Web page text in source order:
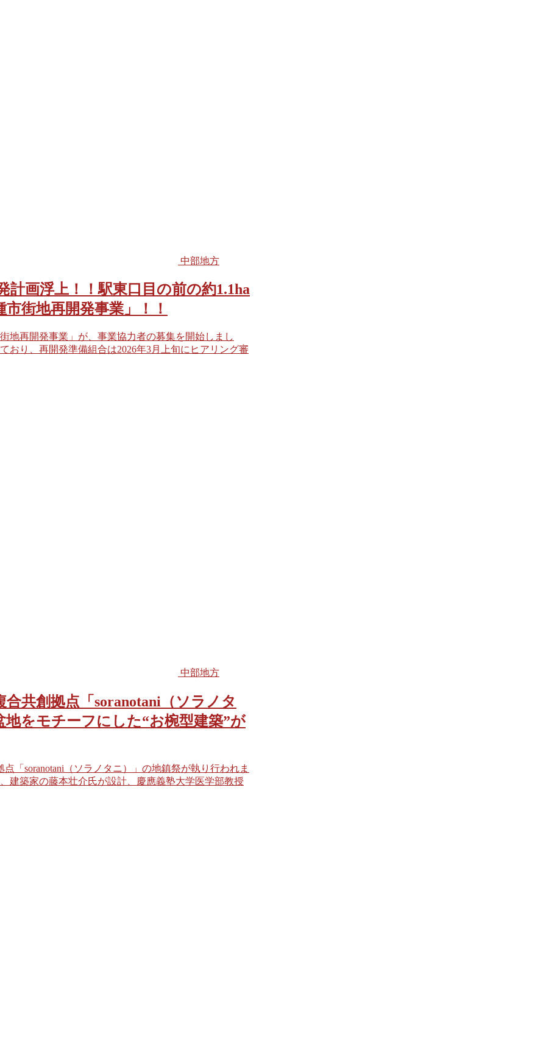
中部地方
画浮上！！駅東口目の前の約1.1ha
街地再開発事業」！！
地再開発事業」が、事業協力者の募集を開始しまし
おり、再開発準備組合は2026年3月上旬にヒアリング審
中部地方
共創拠点「soranotani（ソラノタ
をモチーフにした“お椀型建築”が
「soranotani（ソラノタニ）」の地鎮祭が執り行われま
建築家の藤本壮介氏が設計、慶應義塾大学医学部教授